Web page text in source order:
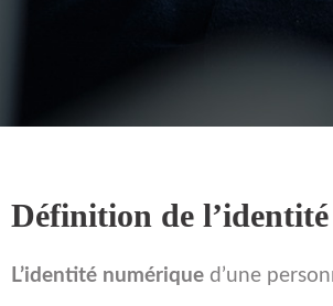
Définition de
L’identité numérique d’une